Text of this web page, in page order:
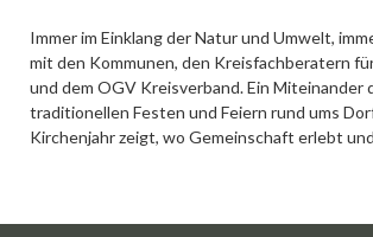
Immer im Einklang der Natur und Umwelt,
mit den Kommunen, den Kreisfachberatern
und dem OGV Kreisverband. Ein Miteinander
traditionellen Festen und Feiern rund ums
Kirchenjahr zeigt, wo Gemeinschaft erlebt